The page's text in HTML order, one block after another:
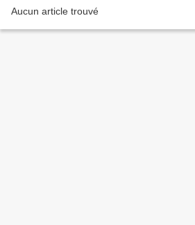
Aucun article trouvé